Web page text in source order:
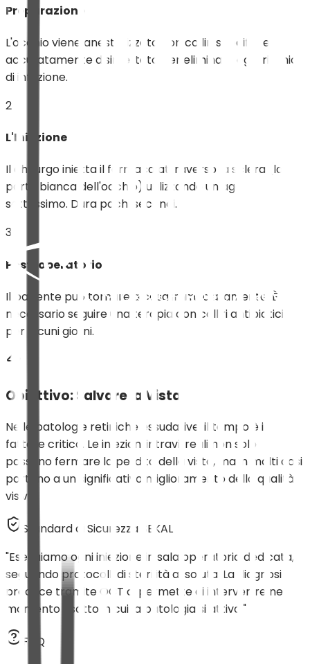
Preparazione
L'occhio viene anestetizzato con colliri specifici e
accuratamente disinfettato per eliminare ogni rischio
di infezione.
2
L'Iniezione
Il chirurgo inietta il farmaco attraverso la sclera (la
parte bianca dell'occhio) utilizzando un ago
sottilissimo. Dura pochi secondi.
3
Post-operatorio
Il paziente può tornare a casa immediatamente. È
necessario seguire una terapia con colliri antibiotici
per alcuni giorni.
Obiettivo: Salvare la Vista
Nelle patologie retiniche essudative, il tempo è il
fattore critico. Le iniezioni intravitreali non solo
possono fermare la perdita della vista, ma in molti casi
portano a un significativo miglioramento della qualità
visiva.
Standard di Sicurezza SEKAL
"Eseguiamo ogni iniezione in sala operatoria dedicata,
seguendo protocolli di sterilità assoluta. La diagnosi
precoce tramite OCT ci permette di intervenire nel
momento esatto in cui la patologia si attiva."
FAQ